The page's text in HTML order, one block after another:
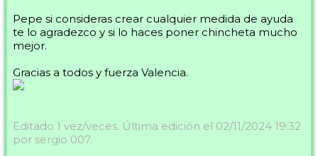
Pepe si consideras crear cualquier medida de ayuda
te lo agradezco y si lo haces poner chincheta mucho
mejor.
Gracias a todos y fuerza Valencia.
Editado 1 vez/veces. Última edición el 02/11/2024 19:32
por sergio 007.